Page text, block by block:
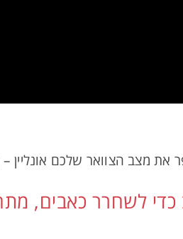
את מצב הצוואר שלכם אונליין
לשחרר כאבים,